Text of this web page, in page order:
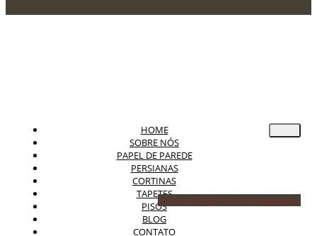
HOME
SOBRE NÓS
PAPEL DE PAREDE
PERSIANAS
CORTINAS
TAPETES
PISOS
BLOG
CONTATO
Icon-facebook Icon-instagram-1